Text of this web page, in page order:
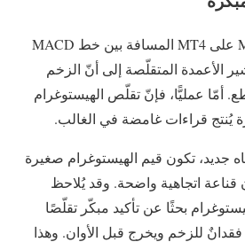
يرسم هيستوغرام MACD على MT4 المسافة بين خط MACD
الأعمدة المتقلّصة إلى أنّ الزخم
أمّا عمليًّا، فإنّ تقلّص الهيستوغرام
يُنتج قراءات غامضة في الغالب.
جديد، تكون قيم الهيستوغرام صغيرة
اتجاهية واضحة. وقد يُلاحظ
بحثًا عن تأكيد مبكّر تقلّصًا
للزخم ويخرج قبل الأوان. وهذا